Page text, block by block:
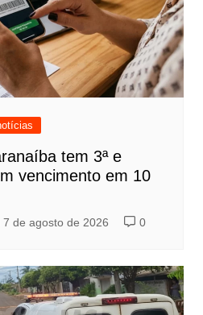
tem 3ª e
vencimento em 10
7 de agosto de 2026 0